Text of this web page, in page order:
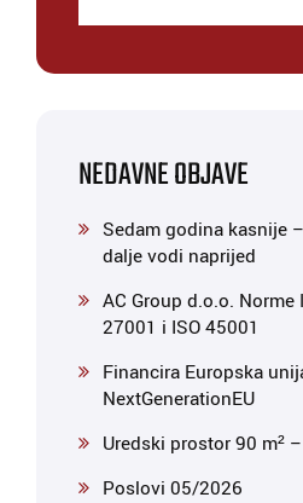
NEDAVNE OBJAVE
Sedam godina kasnije
dalje vodi naprijed
AC Group d.o.o. Norme
27001 i ISO 45001
Financira Europska
NextGenerationEU
Uredski prostor 90 m²
Poslovi 05/2026